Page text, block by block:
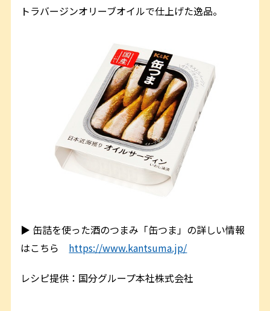
トラバージンオリーブオイルで仕上げた逸品。
▶ 缶詰を使った酒のつまみ「缶つま」の詳しい情報
はこちら https://www.kantsuma.jp/
レシピ提供：国分グループ本社株式会社